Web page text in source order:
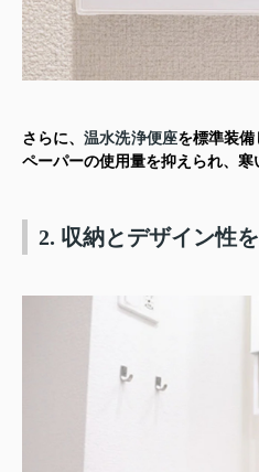
さらに、温水洗浄便座を標準装備
ペーパーの使用量を抑えられ、寒
2. 収納とデザイン性